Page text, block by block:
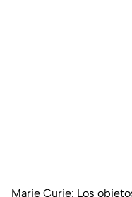
Marie Curie: Los